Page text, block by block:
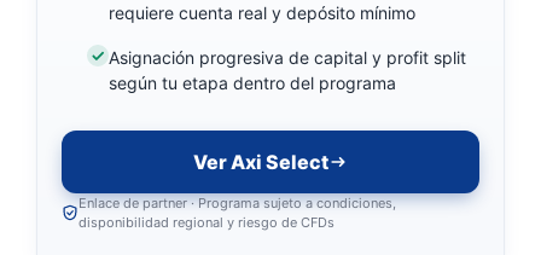
requiere cuenta real y depósito mínimo
Asignación progresiva de capital y profit split
según tu etapa dentro del programa
Ver Axi Select
Enlace de partner · Programa sujeto a condiciones,
disponibilidad regional y riesgo de CFDs